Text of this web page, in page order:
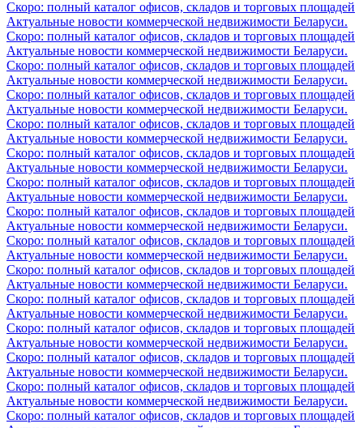
Скоро: полный каталог офисов, складов и торговых площадей
Актуальные новости коммерческой недвижимости Беларуси.
Скоро: полный каталог офисов, складов и торговых площадей
Актуальные новости коммерческой недвижимости Беларуси.
Скоро: полный каталог офисов, складов и торговых площадей
Актуальные новости коммерческой недвижимости Беларуси.
Скоро: полный каталог офисов, складов и торговых площадей
Актуальные новости коммерческой недвижимости Беларуси.
Скоро: полный каталог офисов, складов и торговых площадей
Актуальные новости коммерческой недвижимости Беларуси.
Скоро: полный каталог офисов, складов и торговых площадей
Актуальные новости коммерческой недвижимости Беларуси.
Скоро: полный каталог офисов, складов и торговых площадей
Актуальные новости коммерческой недвижимости Беларуси.
Скоро: полный каталог офисов, складов и торговых площадей
Актуальные новости коммерческой недвижимости Беларуси.
Скоро: полный каталог офисов, складов и торговых площадей
Актуальные новости коммерческой недвижимости Беларуси.
Скоро: полный каталог офисов, складов и торговых площадей
Актуальные новости коммерческой недвижимости Беларуси.
Скоро: полный каталог офисов, складов и торговых площадей
Актуальные новости коммерческой недвижимости Беларуси.
Скоро: полный каталог офисов, складов и торговых площадей
Актуальные новости коммерческой недвижимости Беларуси.
Скоро: полный каталог офисов, складов и торговых площадей
Актуальные новости коммерческой недвижимости Беларуси.
Скоро: полный каталог офисов, складов и торговых площадей
Актуальные новости коммерческой недвижимости Беларуси.
Скоро: полный каталог офисов, складов и торговых площадей